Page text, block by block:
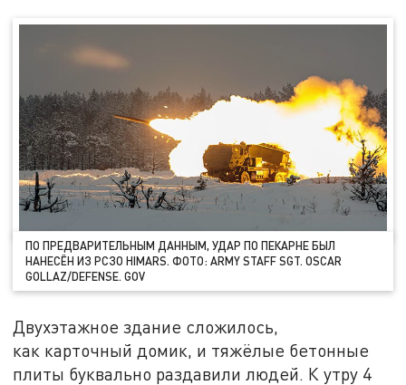
ПО ПРЕДВАРИТЕЛЬНЫМ ДАННЫМ, УДАР ПО ПЕКАРНЕ БЫЛ
НАНЕСЁН ИЗ РСЗО HIMARS. ФОТО: ARMY STAFF SGT. OSCAR
GOLLAZ/DEFENSE. GOV
Двухэтажное здание сложилось,
как карточный домик, и тяжёлые бетонные
плиты буквально раздавили людей. К утру 4